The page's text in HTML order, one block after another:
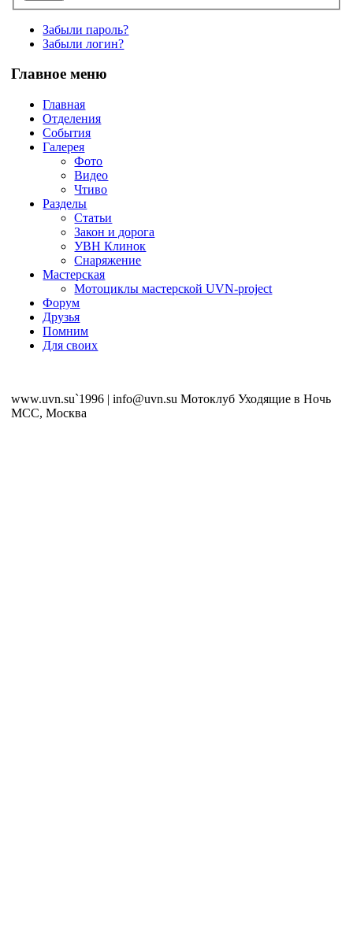
Забыли пароль?
Забыли логин?
Главное меню
Главная
Отделения
События
Галерея
Фото
Видео
Чтиво
Разделы
Статьи
Закон и дорога
УВН Клинок
Снаряжение
Мастерская
Мотоциклы мастерской UVN-project
Форум
Друзья
Помним
Для своих
www.uvn.su`1996 | info@uvn.su Мотоклуб Уходящие в Ночь
MCC, Москва